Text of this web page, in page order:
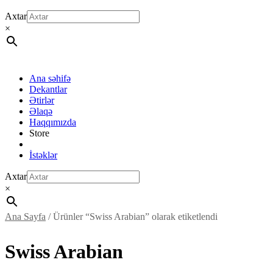
Axtar
×
Ana səhifə
Dekantlar
Ətirlər
Əlaqə
Haqqımızda
Store
İstəklər
Axtar
×
Ana Sayfa / Ürünler “Swiss Arabian” olarak etiketlendi
Swiss Arabian